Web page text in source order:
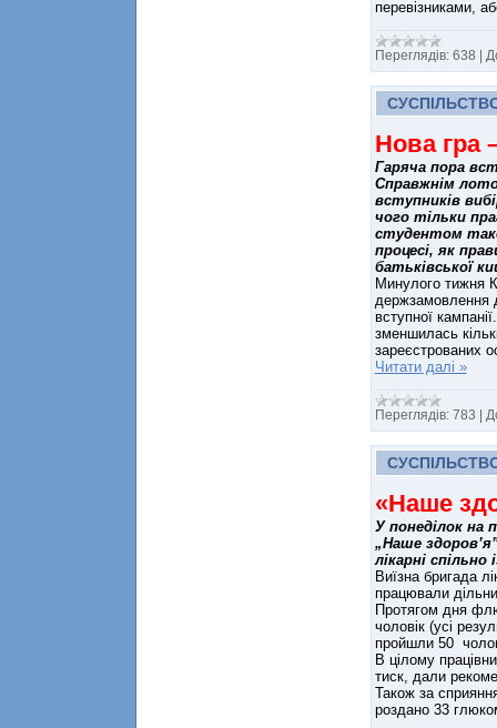
перевізниками,
Переглядів: 638 |
Нова гра
Гаряча пора
Справжнім
вступників
чого тільки
студентом
процесі, як
батьківської
Минулого тижня
держзамовлення
вступної
зменшилась
зареєстрованих
Читати далі »
Переглядів: 783 |
«Наше
У понеділок на
„Наше
лікарні
Виїзна бригада
працювали
Протягом дня
чоловік (усі
пройшли 50
В цілому
тиск, дали
Також за
роздано 33